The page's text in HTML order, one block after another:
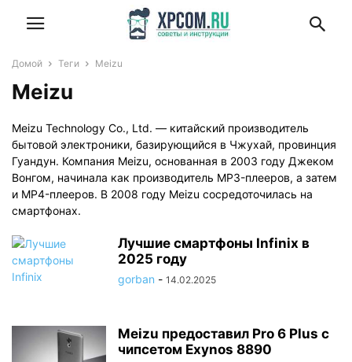
Домой Теги Meizu
Meizu
Meizu Technology Co., Ltd. — китайский производитель
бытовой электроники, базирующийся в Чжухай, провинция
Гуандун. Компания Meizu, основанная в 2003 году Джеком
Вонгом, начинала как производитель MP3-плееров, а затем
и MP4-плееров. В 2008 году Meizu сосредоточилась на
смартфонах.
Лучшие смартфоны Infinix в
2025 году
gorban - 14.02.2025
Meizu предоставил Pro 6 Plus с
чипсетом Exynos 8890